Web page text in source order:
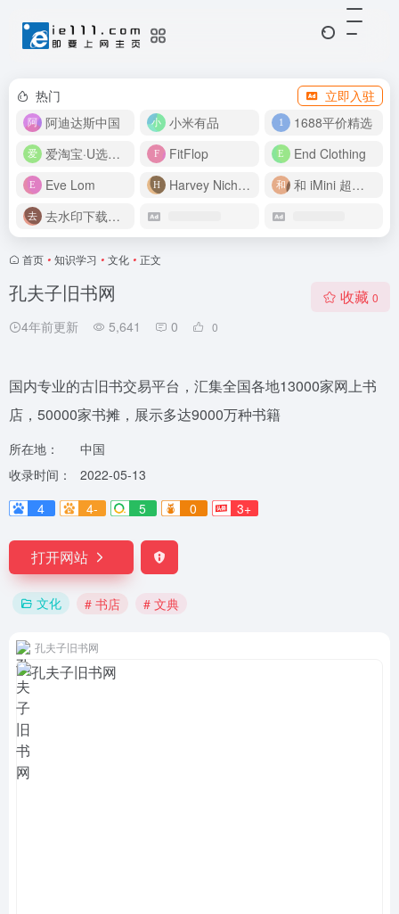
热门
立即入驻
阿迪达斯中国
小米有品
1688平价精选
爱淘宝·U选好价
FitFlop
End Clothing
Eve Lom
Harvey Nichols
和 iMini 超级智能体一起构建伟大作品
去水印下载视频
首页 • 知识学习 • 文化 • 正文
孔夫子旧书网
4年前更新 5,641 0 0
收藏 0
国内专业的古旧书交易平台，汇集全国各地13000家网上书
店，50000家书摊，展示多达9000万种书籍
所在地：
中国
收录时间：
2022-05-13
4
4- 5 0 3+
打开网站
文化 # 书店 # 文典
孔夫子旧书网